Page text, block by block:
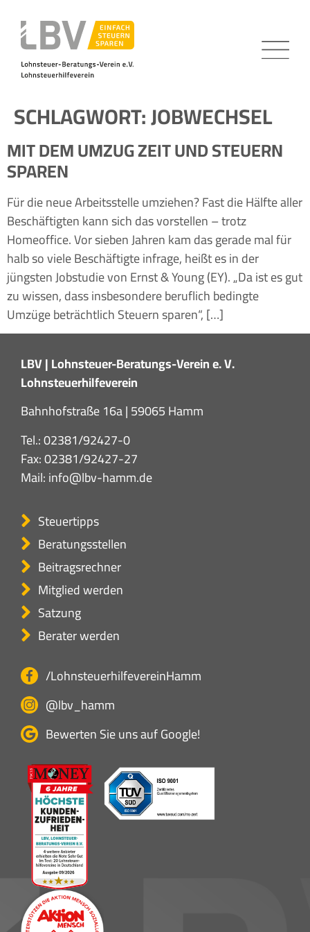
SCHLAGWORT:JOBWECHSEL
MIT DEM UMZUG ZEIT UND STEUERN
SPAREN
Für die neue Arbeitsstelle umziehen? Fast die Hälfte aller
Beschäftigten kann sich das vorstellen – trotz
Homeoffice. Vor sieben Jahren kam das gerade mal für
halb so viele Beschäftigte infrage, heißt es in der
jüngsten Jobstudie von Ernst & Young (EY). „Da ist es gut
zu wissen, dass insbesondere beruflich bedingte
Umzüge beträchtlich Steuern sparen“, […]
LBV | Lohnsteuer-Beratungs-Verein e. V.
Lohnsteuerhilfeverein
Bahnhofstraße 16a | 59065 Hamm
Tel.:02381/92427-0
Fax: 02381/92427-27
Mail:info@lbv-hamm.de
Steuertipps
Beratungsstellen
Beitragsrechner
Mitglied werden
Satzung
Berater werden
/LohnsteuerhilfevereinHamm
@lbv_hamm
Bewerten Sie uns auf Google!